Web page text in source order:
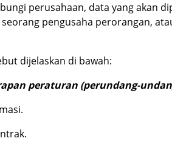
perusahaan, data yang akan
pengusaha perorangan,
dijelaskan di bawah:
peraturan (perundang-